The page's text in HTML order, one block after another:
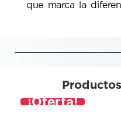
que marca la
¡Oferta!